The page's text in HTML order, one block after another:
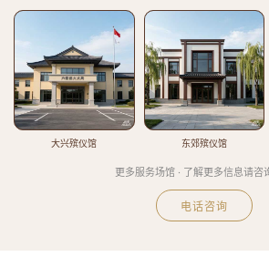
大兴殡仪馆 东郊殡仪馆
更多服务场馆 · 了解更多信息请咨
电话咨询